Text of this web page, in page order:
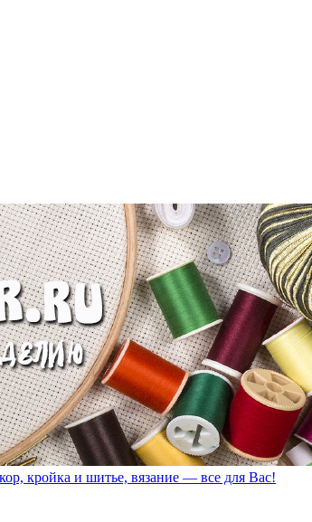
кройка и шитье, вязание — все для Вас!